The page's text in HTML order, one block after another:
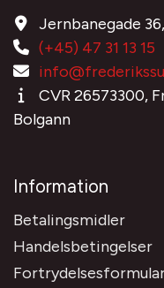
Jernbanegade
(+45) 47 31 13 15
CVR 26573300,
Bolgann
Information
Betalingsmidler
Handelsbetingelser